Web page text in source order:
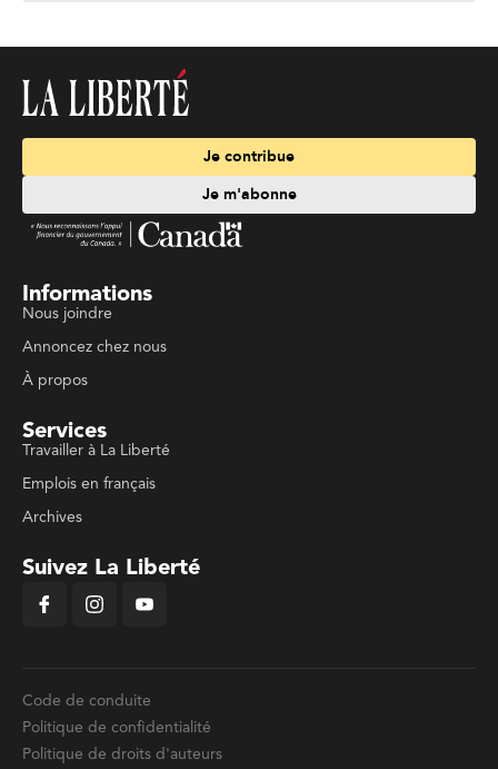
Je contribue
Je m'abonne
Informations
Nous joindre
Annoncez chez nous
À propos
Services
Travailler à La Liberté
Emplois en français
Archives
Suivez La Liberté
Code de conduite
Politique de confidentialité
Politique de droits d'auteurs